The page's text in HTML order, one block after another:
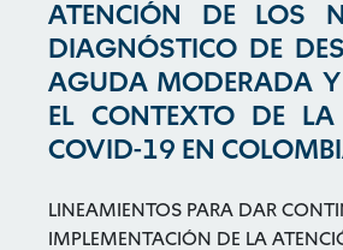
ATENCIÓN DE LOS
DIAGNÓSTICO DE
AGUDA MODERADA Y
EL CONTEXTO DE
COVID-19 EN
LINEAMIENTOS PARA DAR
IMPLEMENTACIÓN DE LA